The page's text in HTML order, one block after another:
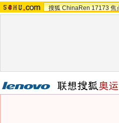
搜狐 ChinaRen 17173 焦